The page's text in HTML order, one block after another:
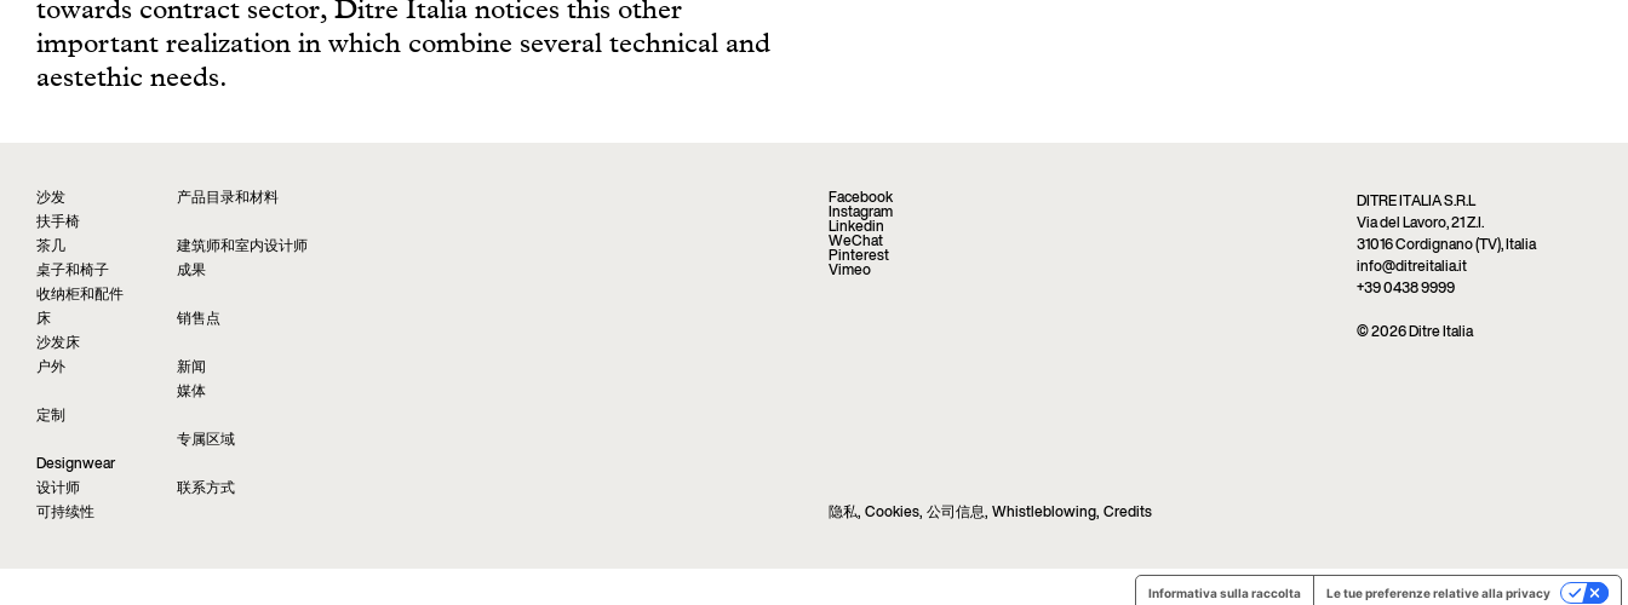
towards contract sector, Ditre Italia notices this other
important realization in which combine several technical and
aestethic needs.
沙发
产品目录和材料
扶手椅
茶几
建筑师和室内设计师
桌子和椅子
成果
收纳柜和配件
床
销售点
沙发床
户外
新闻
媒体
定制
专属区域
Designwear
设计师
联系方式
可持续性
Facebook
Instagram
Linkedin
WeChat
Pinterest
Vimeo
隐私, Cookies, 公司信息, Whistleblowing, Credits
DITRE ITALIA S.R.L
Via del Lavoro, 21 Z.I.
31016 Cordignano (TV), Italia
info@ditreitalia.it
+39 0438 9999
© 2026 Ditre Italia
Informativa sulla raccolta Le tue preferenze relative alla privacy